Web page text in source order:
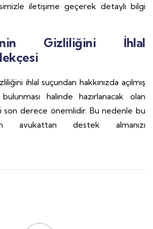
iletişime geçerek detaylı bilgi
Gizliliğini İhlal
ihlal suçundan hakkınızda açılmış
halinde hazırlanacak olan
son derece önemlidir. Bu nedenle bu
avukattan destek almanızı